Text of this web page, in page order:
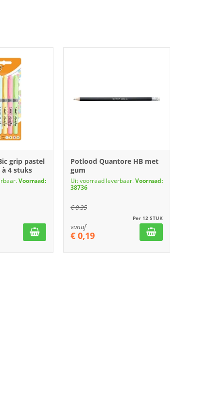
grip pastel
4 stuks
Voorraad:
Potlood Quantore HB met
gum
Uit voorraad leverbaar.Voorraad:
38736
€0,35
Per 12 STUK
vanaf
€ 0,19